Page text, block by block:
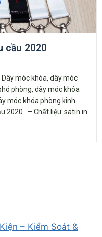
cầu 2020
móc khóa, dây móc
phòng, dây móc khóa
móc khóa phòng kinh
2020 – Chất liệu: satin in
– Kiểm Soát &